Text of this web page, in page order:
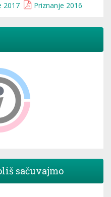
2017 Priznanje 2016
sačuvajmo